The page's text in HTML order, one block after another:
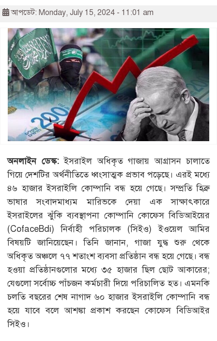
আপডেট: Monday, July 15, 2024 - 11:01 am
অনলাইন ডেস্ক:ইসরাইল অধিকৃত গাজায় আগ্রাসন চালাতে
গিয়ে দেশটির অর্থনীতিতে ধ্বংসাত্মক প্রভাব পড়েছে। এরই মধ্যে
৪৬ হাজার ইসরাইলি কোম্পানি বন্ধ হয়ে গেছে। সম্প্রতি হিব্রু
ভাষার সংবাদমাধ্যম মারিভকে দেয়া এক সাক্ষাৎকারে
ইসরাইলের ঝুঁকি ব্যবস্থাপনা কোম্পানি কোফেস বিডিআইয়ের
(CofaceBdi) নির্বাহী পরিচালক (সিইও) ইওয়েল আমির
বিষয়টি জানিয়েছেন। তিনি জানান, গাজা যুদ্ধ শুরু থেকে
অধিকৃত অঞ্চলে ৭৭ শতাংশ ব্যবসা প্রতিষ্ঠান বন্ধ হয়ে গেছে। বন্ধ
হওয়া প্রতিষ্ঠানগুলোর মধ্যে ৩৫ হাজার ছিল ছোট আকারের;
যেগুলো সর্বোচ্চ পাঁচজন কর্মচারী দিয়ে পরিচালিত হত। এমনকি
চলতি বছরের শেষ নাগাদ ৬০ হাজার ইসরাইলি কোম্পানি বন্ধ
হয়ে যাবে বলে আশঙ্কা প্রকাশ করছেন কোফেস বিডিআইর
সিইও।